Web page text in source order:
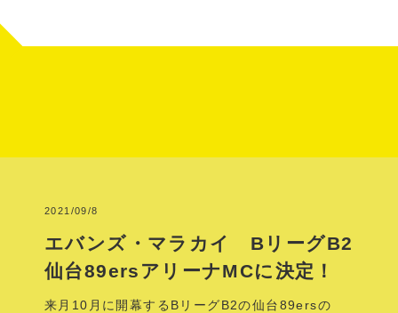
2021/09/8
エバンズ・マラカイ BリーグB2
仙台89ersアリーナMCに決定！
来月10月に開幕するBリーグB2の仙台89ersの